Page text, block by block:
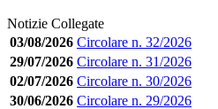
Notizie Collegate
03/08/2026 Circolare n. 32/2026
29/07/2026 Circolare n. 31/2026
02/07/2026 Circolare n. 30/2026
30/06/2026 Circolare n. 29/2026